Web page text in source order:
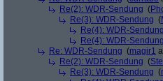
Re(2): WDR-Sendung (
Re(3): WDR-Sendung (
Re(4): WDR-Sendung
Re(4): WDR-Sendung
Re: WDR-Sendung (magir1
Re(2): WDR-Sendung (
Re(3): WDR-Sendung (